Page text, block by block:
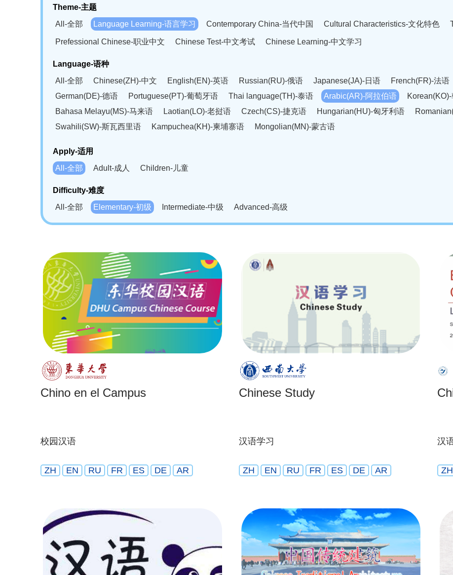
Theme-主题
All-全部
Language Learning-语言学习 Contemporary China-当代中国 Cultural Characteristics-文化特色
Prefessional Chinese-职业中文 Chinese Test-中文考试 Chinese Learning-中文学习
Language-语种
All-全部
Chinese(ZH)-中文 English(EN)-英语 Russian(RU)-俄语 Japanese(JA)-日语 French(FR)-法语
German(DE)-德语
Portuguese(PT)-葡萄牙语 Thai language(TH)-泰语 Arabic(AR)-阿拉伯语
Bahasa Melayu(MS)-马来语
Laotian(LO)-老挝语 Czech(CS)-捷克语 Hungarian(HU)-匈牙利语
Swahili(SW)-斯瓦西里语
Kampuchea(KH)-柬埔寨语 Mongolian(MN)-蒙古语
Apply-适用
All-全部
Adult-成人 Children-儿童
Difficulty-难度
All-全部
Elementary-初级 Intermediate-中级 Advanced-高级
Chino en el Campus
校园汉语
ZH EN RU FR ES DE AR
Chinese Study
汉语学习
ZH EN RU FR ES DE AR
汉
ZH